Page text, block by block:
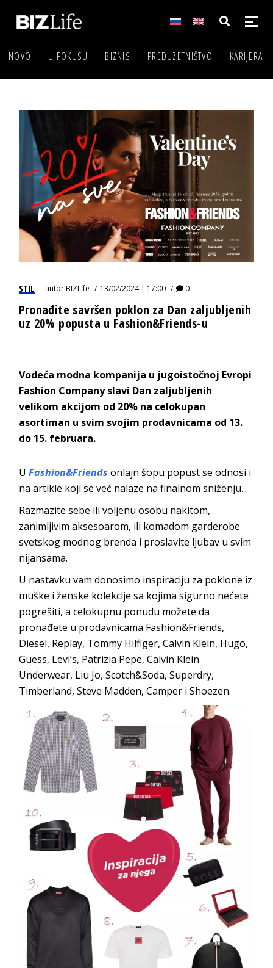
NOVO U FOKUSU BIZNIS PREDUZETNIŠTVO KARIJERA
STIL autorBIZLife 13/02/2024 | 17:00 0
Pronađite savršen poklon za Dan zaljubljenih
uz 20% popusta u Fashion&Friends-u
Vodeća modna kompanija u jugoistočnoj Evropi
Fashion Company slavi Dan zaljubljenih
velikom akcijom od 20% na celokupan
asortiman u svim svojim prodavnicama od 13.
do 15. februara.
UFashion&Friends onlajn šopu popust se odnosi i
na artikle koji se već nalaze na finalnom sniženju.
Razmazite sebe ili voljenu osobu nakitom,
zanimljivim aksesoarom, ili komadom garderobe
svetskog modnog brenda i proslavite ljubav u svim
nijansama.
U nastavku vam donosimo inspiraciju za poklone iz
muške i ženske kolekcije sa kojima sigurno nećete
pogrešiti, a celokupnu ponudu možete da
pronađete u prodavnicama Fashion&Friends,
Diesel, Replay, Tommy Hilfiger, Calvin Klein, Hugo,
Guess, Levi’s, Patrizia Pepe, Calvin Klein
Underwear, Liu Jo, Scotch&Soda, Superdry,
Timberland, Steve Madden, Camper i Shoezen.